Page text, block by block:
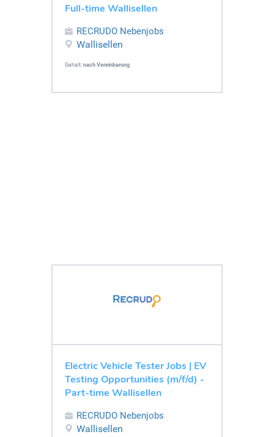
Full-time Wallisellen
RECRUDO Nebenjobs
Wallisellen
Gehalt: nach Vereinbarung
Electric Vehicle Tester Jobs | EV
Testing Opportunities (m/f/d) -
Part-time Wallisellen
RECRUDO Nebenjobs
Wallisellen